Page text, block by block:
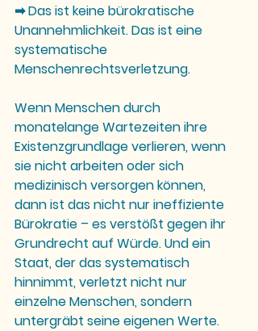
➡ Das ist keine bürokratische
Unannehmlichkeit. Das ist eine
systematische
Menschenrechtsverletzung.
Wenn Menschen durch
monatelange Wartezeiten ihre
Existenzgrundlage verlieren, wenn
sie nicht arbeiten oder sich
medizinisch versorgen können,
dann ist das nicht nur ineffiziente
Bürokratie – es verstößt gegen ihr
Grundrecht auf Würde. Und ein
Staat, der das systematisch
hinnimmt, verletzt nicht nur
einzelne Menschen, sondern
untergräbt seine eigenen Werte.